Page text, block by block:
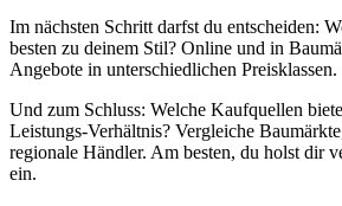
Im nächsten Schritt darfst du entscheiden:
besten zu deinem Stil? Online und in
Angebote in unterschiedlichen Preisklassen.
Und zum Schluss: Welche Kaufquellen
Leistungs-Verhältnis? Vergleiche
regionale Händler. Am besten, du holst dir
ein.